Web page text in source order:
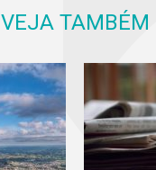
VEJA TAMBÉM